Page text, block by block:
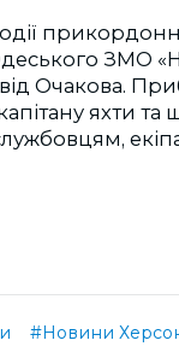
ЗМО
Очакова.
яхти
#Новини